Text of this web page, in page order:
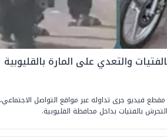
والتعدي على المارة بالقليوبية
بالفتيات بداخل محافظة القليوبية.